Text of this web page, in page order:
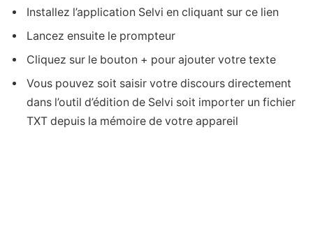
Installez l’application Selvi en cliquant sur ce lien
Lancez ensuite le prompteur
Cliquez sur le bouton + pour ajouter votre texte
Vous pouvez soit saisir votre discours directement
dans l’outil d’édition de Selvi soit importer un fichier
TXT depuis la mémoire de votre appareil